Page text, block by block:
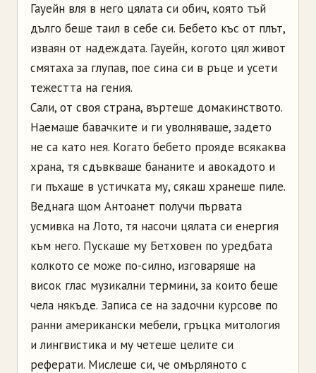
Гауейн вля в него цялата си обич, която тъй
дълго беше таил в себе си. Бебето къс от плът,
изваян от надеждата. Гауейн, когото цял живот
смятаха за глупав, пое сина си в ръце и усети
тежестта на гения.
Сали, от своя страна, въртеше домакинството.
Наемаше бавачките и ги уволняваше, задето
не са като нея. Когато бебето прояде всякаква
храна, тя сдъвкваше бананите и авокадото и
ги пъхаше в устичката му, сякаш хранеше пиле.
Веднага щом Антоанет получи първата
усмивка на Лото, тя насочи цялата си енергия
към него. Пускаше му Бетховен по уредбата
колкото се може по-силно, изговаряше на
висок глас музикални термини, за които беше
чела някъде. Записа се на задочни курсове по
ранни американски мебели, гръцка митология
и лингвистика и му четеше целите си
реферати. Мислеше си, че омърляното с